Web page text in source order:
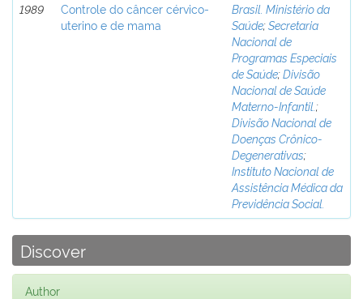
1989
Controle do câncer cérvico-
uterino e de mama
Brasil. Ministério da
Saúde;Secretaria
Nacional de
Programas Especiais
de Saúde;Divisão
Nacional de Saúde
Materno-Infantil.;
Divisão Nacional de
Doenças Crônico-
Degenerativas;
Instituto Nacional de
Assistência Médica da
Previdência Social.
Discover
Author